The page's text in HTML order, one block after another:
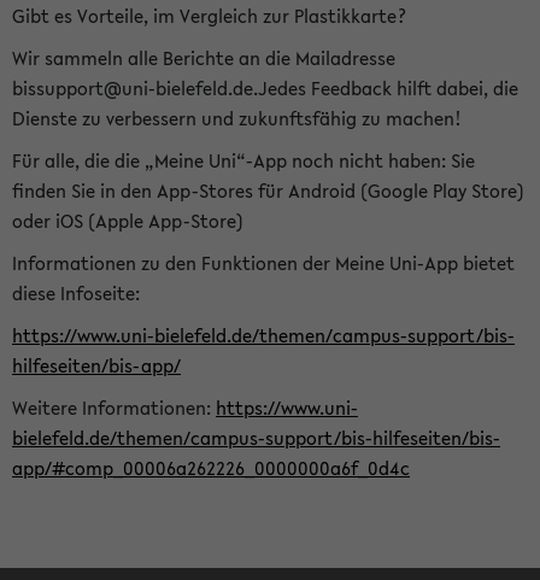
Gibt es Vorteile, im Vergleich zur Plastikkarte?
Wir sammeln alle Berichte an die Mailadresse
bissupport@uni-bielefeld.de.Jedes Feedback hilft dabei, die
Dienste zu verbessern und zukunftsfähig zu machen!
Für alle, die die „Meine Uni“-App noch nicht haben: Sie
finden Sie in den App-Stores für Android (Google Play Store)
oder iOS (Apple App-Store)
Informationen zu den Funktionen der Meine Uni-App bietet
diese Infoseite:
https://www.uni-bielefeld.de/themen/campus-support/bis-
hilfeseiten/bis-app/
Weitere Informationen: https://www.uni-
bielefeld.de/themen/campus-support/bis-hilfeseiten/bis-
app/#comp_00006a262226_0000000a6f_0d4c